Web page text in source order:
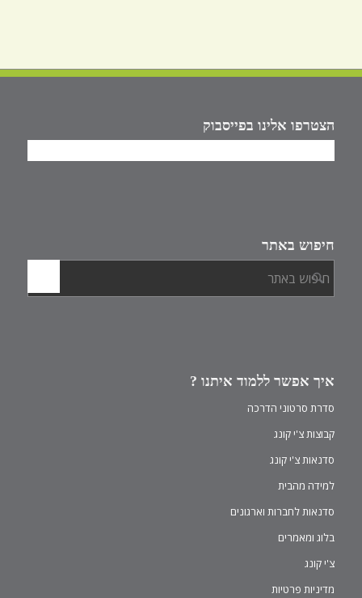
הצטרפו אלינו בפייסבוק
חיפוש באתר
איך אפשר ללמוד איתנו ?
סדרת סרטוני הדרכה
קבוצות צ'י קונג
סדנאות צ'י קונג
למידה מהבית
סדנאות לחברות וארגונים
בלוג ומאמרים
צ'י קונג
מדיניות פרטיות